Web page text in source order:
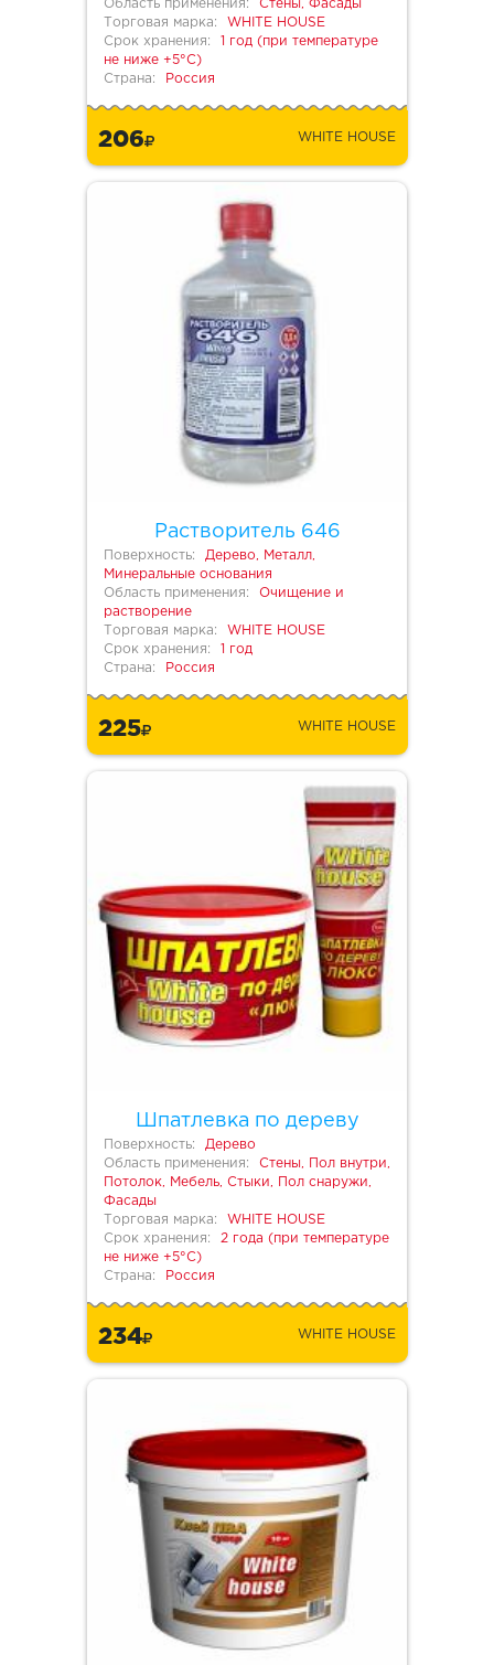
Область применения:
Стены, Фасады
Торговая марка:
WHITE HOUSE
Срок хранения:
1 год (при температуре
не ниже +5°С)
Страна:
Россия
206 WHITE HOUSE
Растворитель 646
Поверхность:
Дерево, Металл,
Минеральные основания
Область применения:
Очищение и
растворение
Торговая марка:
WHITE HOUSE
Срок хранения:
1 год
Страна:
Россия
225 WHITE HOUSE
Шпатлевка по дереву
Поверхность:
Дерево
Область применения:
Стены, Пол внутри,
Потолок, Мебель, Стыки, Пол снаружи,
Фасады
Торговая марка:
WHITE HOUSE
Срок хранения:
2 года (при температуре
не ниже +5°С)
Страна:
Россия
234 WHITE HOUSE